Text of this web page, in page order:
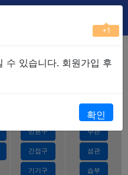
+1
반흔구
간접구
기기구
유관
주관
섬관
습부
수 있습니다. 회원가입 후
확인